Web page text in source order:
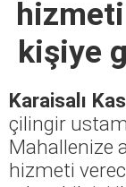
kişiye
Karaisalı
çilingir
Mahallenize
hizmeti